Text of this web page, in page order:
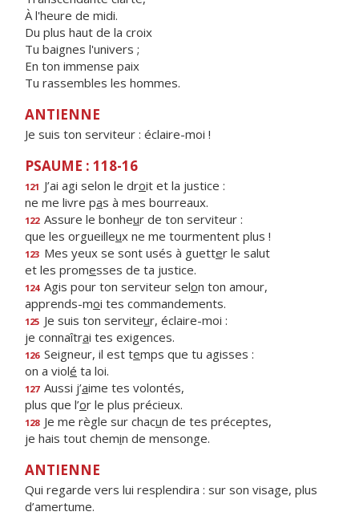
À l'heure de midi.
Du plus haut de la croix
Tu baignes l'univers ;
En ton immense paix
Tu rassembles les hommes.
ANTIENNE
Je suis ton serviteur : éclaire-moi !
PSAUME : 118-16
121 J’ai agi selon le droit et la justice :
ne me livre pas à mes bourreaux.
122 Assure le bonheur de ton serviteur :
que les orgueilleux ne me tourmentent plus !
123 Mes yeux se sont usés à guetter le salut
et les promesses de ta justice.
124 Agis pour ton serviteur selon ton amour,
apprends-moi tes commandements.
125 Je suis ton serviteur, éclaire-moi :
je connaîtrai tes exigences.
126 Seigneur, il est temps que tu agisses :
on a violé ta loi.
127 Aussi j’aime tes volontés,
plus que l’or le plus précieux.
128 Je me règle sur chacun de tes préceptes,
je hais tout chemin de mensonge.
ANTIENNE
Qui regarde vers lui resplendira : sur son visage, plus
d’amertume.